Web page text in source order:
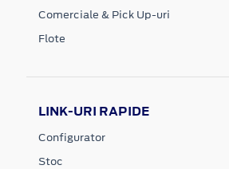
Comerciale & Pick Up-uri
Flote
LINK-URI RAPIDE
Configurator
Stoc